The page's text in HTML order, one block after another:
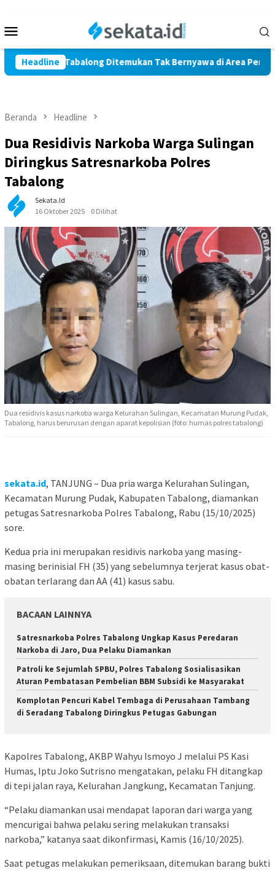
konten
Mobile
Headline
Tabalong Ditemukan Tak Bernyawa di Area Persawahan
Beranda Headline
Dua Residivis Narkoba Warga Sulingan
Diringkus Satresnarkoba Polres
Tabalong
Sekata.id
16 Oktober 2025
0 Dilihat
Dua residivis kasus narkoba warga Kelurahan Sulingan, Kecamatan Murung Pudak,
Tabalong, harus berurusan dengan aparat kepolisian (foto: humas polres tabalong)
sekata.id, TANJUNG – Dua pria warga Kelurahan Sulingan,
Kecamatan Murung Pudak, Kabupaten Tabalong, diamankan
petugas Satresnarkoba Polres Tabalong, Rabu (15/10/2025)
sore.
Kedua pria ini merupakan residivis narkoba yang masing-
masing berinisial FH (35) yang sebelumnya terjerat kasus obat-
obatan terlarang dan AA (41) kasus sabu.
BACAAN LAINNYA
Satresnarkoba Polres Tabalong Ungkap Kasus Peredaran
Narkoba di Jaro, Dua Pelaku Diamankan
Patroli ke Sejumlah SPBU, Polres Tabalong Sosialisasikan
Aturan Pembatasan Pembelian BBM Subsidi ke Masyarakat
Komplotan Pencuri Kabel Tembaga di Perusahaan Tambang
di Seradang Tabalong Diringkus Petugas Gabungan
Kapolres Tabalong, AKBP Wahyu Ismoyo J melalui PS Kasi
Humas, Iptu Joko Sutrisno mengatakan, pelaku FH ditangkap
di tepi jalan raya, Kelurahan Jangkung, Kecamatan Tanjung.
“Pelaku diamankan usai mendapat laporan dari warga yang
mencurigai bahwa pelaku sering melakukan transaksi
narkoba,” katanya saat dikonfirmasi, Kamis (16/10/2025).
Saat petugas melakukan pemeriksaan, ditemukan barang bukti